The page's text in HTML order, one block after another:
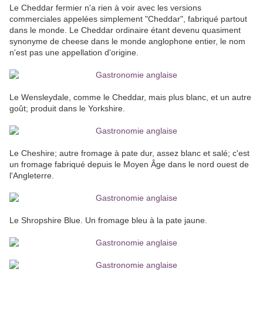
Le Cheddar fermier n'a rien à voir avec les versions
commerciales appelées simplement "Cheddar", fabriqué partout
dans le monde. Le Cheddar ordinaire étant devenu quasiment
synonyme de cheese dans le monde anglophone entier, le nom
n'est pas une appellation d'origine.
Le Wensleydale, comme le Cheddar, mais plus blanc, et un autre
goût; produit dans le Yorkshire.
Le Cheshire; autre fromage à pate dur, assez blanc et salé; c'est
un fromage fabriqué depuis le Moyen Âge dans le nord ouest de
l'Angleterre.
Le Shropshire Blue. Un fromage bleu à la pate jaune.